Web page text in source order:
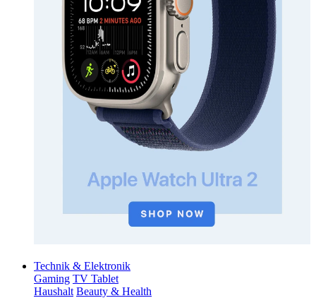
Technik & Elektronik
Gaming TV Tablet
Haushalt Beauty & Health